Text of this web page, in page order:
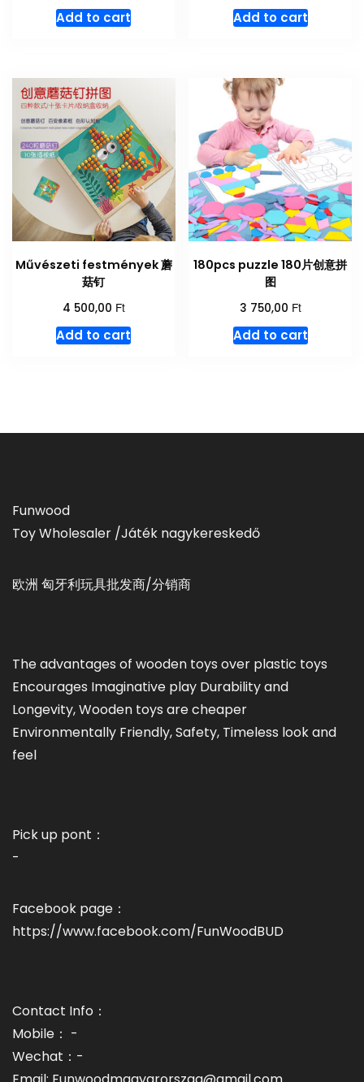
Add to cart Add to cart
Művészeti festmények 蘑
菇钉
4 500,00 Ft
Add to cart
180pcs puzzle 180片创意拼
图
3 750,00 Ft
Add to cart
Funwood
Toy Wholesaler /Játék nagykereskedő
欧洲 匈牙利玩具批发商/分销商
The advantages of wooden toys over plastic toys
Encourages Imaginative play Durability and
Longevity, Wooden toys are cheaper
Environmentally Friendly, Safety, Timeless look and
feel
Pick up pont：
-
Facebook page：
https://www.facebook.com/FunWoodBUD
Contact Info：
Mobile： -
Wechat：-